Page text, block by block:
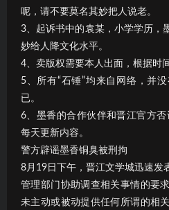
呢，请不要莫名其妙把人说老。
3、起诉书中的袁某，小学学历，
妙给人降文化水平。
4、卖版权需要本人出面，根据时
5、所有“石锤”均来自网络，并
已。
6、墨香的合作伙伴和晋江官方否
每天更新内容。
警方辟谣墨香铜臭被刑拘
8月19日下午，晋江文学城迅速发
管理部门协助调查相关事情的要
未主动或被动提供任何所谓的相